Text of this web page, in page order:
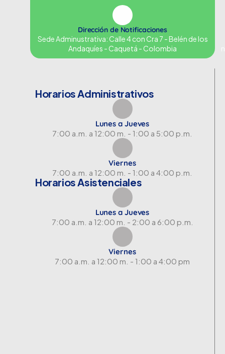
Dirección de Notificaciones
Sede Adminustrativa: Calle 4 con Cra 7 - Belén de los
Andaquíes - Caquetá - Colombia
Horarios Administrativos
Lunes a Jueves
7:00 a.m. a 12:00 m. - 1:00 a 5:00 p.m.
Viernes
7:00 a.m. a 12:00 m. - 1:00 a 4:00 p.m.
Horarios Asistenciales
Lunes a Jueves
7:00 a.m. a 12:00 m. - 2:00 a 6:00 p.m.
Viernes
7:00 a.m. a 12:00 m. - 1:00 a 4:00 pm